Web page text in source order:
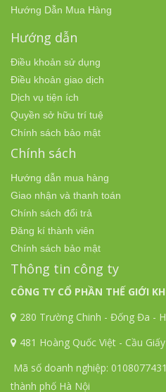
Hướng Dẫn Mua Hàng
Hướng dẫn
Điều khoản sử dụng
Điều khoản giao dịch
Dịch vụ tiện ích
Quyền sở hữu trí tuệ
Chính sách bảo mật
Chính sách
Hướng dẫn mua hàng
Giao nhận và thanh toán
Chính sách đổi trả
Đăng kí thành viên
Chính sách bảo mật
Thông tin công ty
CÔNG TY CỔ PHẦN THẾ GIỚI
280 Trường Chinh - Đống Đa -
481 Hoàng Quốc Việt - Cầu
Mã số doanh nghiệp:
thành phố Hà Nội